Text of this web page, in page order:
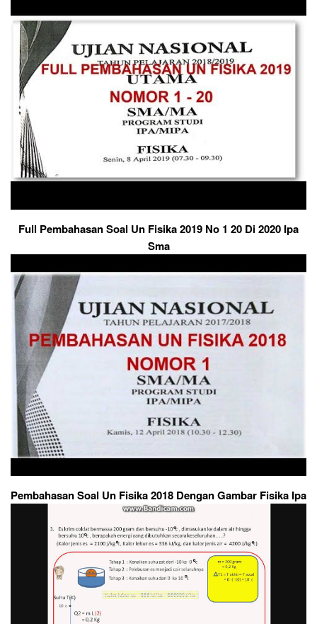
Full Pembahasan Soal Un Fisika 2019 No 1 20 Di 2020 Ipa
Sma
Pembahasan Soal Un Fisika 2018 Dengan Gambar Fisika Ipa